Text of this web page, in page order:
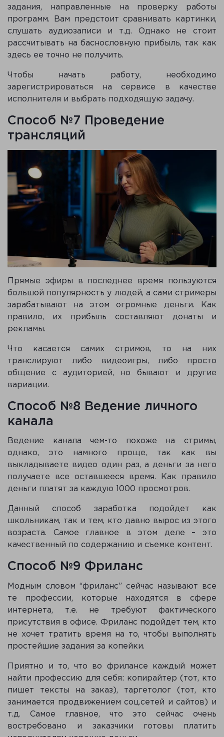
задания, направленные на проверку работы
программ. Вам предстоит сравнивать картинки,
слушать аудиозаписи и т.д. Однако не стоит
рассчитывать на баснословную прибыль, так как
здесь ее точно не получить.
Чтобы начать работу, необходимо
зарегистрироваться на сервисе в качестве
исполнителя и выбрать подходящую задачу.
Способ №7 Проведение
трансляций
Прямые эфиры в последнее время пользуются
большой популярность у людей, а сами стримеры
зарабатывают на этом огромные деньги. Как
правило, их прибыль составляют донаты и
рекламы.
Что касается самих стримов, то на них
транслируют либо видеоигры, либо просто
общение с аудиторией, но бывают и другие
вариации.
Способ №8 Ведение личного
канала
Ведение канала чем-то похоже на стримы,
однако, это намного проще, так как вы
выкладываете видео один раз, а деньги за него
получаете все оставшееся время. Как правило
деньги платят за каждую 1000 просмотров.
Данный способ заработка подойдет как
школьникам, так и тем, кто давно вырос из этого
возраста. Самое главное в этом деле – это
качественный по содержанию и съемке контент.
Способ №9 Фриланс
Модным словом “фриланс” сейчас называют все
те профессии, которые находятся в сфере
интернета, т.е. не требуют фактического
присутствия в офисе. Фриланс подойдет тем, кто
не хочет тратить время на то, чтобы выполнять
простейшие задания за копейки.
Приятно и то, что во фрилансе каждый может
найти профессию для себя: копирайтер (тот, кто
пишет тексты на заказ), таргетолог (тот, кто
занимается продвижением соц.сетей и сайтов) и
т.д. Самое главное, что это сейчас очень
востребовано и заказчики готовы платить